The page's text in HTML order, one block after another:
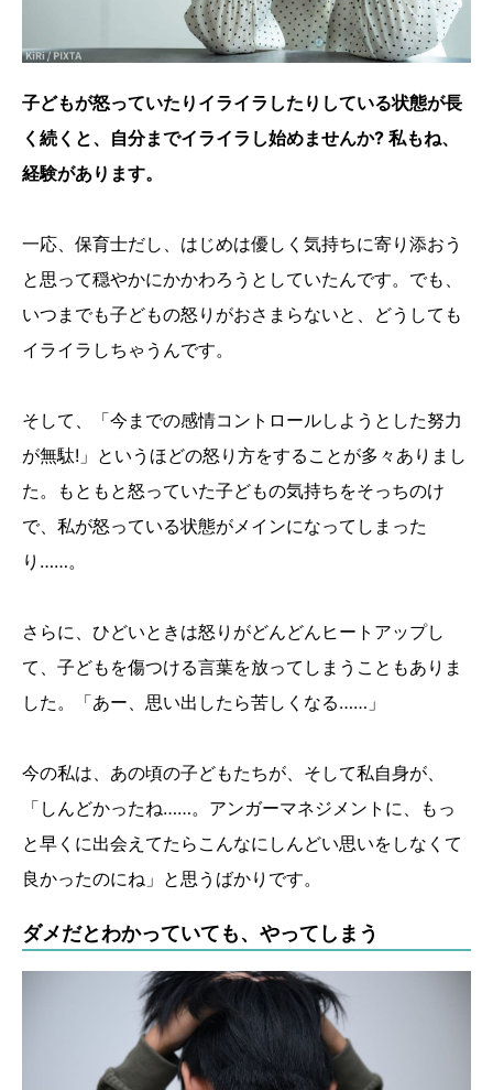
子どもが怒っていたりイライラしたりしている状態が長
く続くと、自分までイライラし始めませんか? 私もね、
経験があります。
一応、保育士だし、はじめは優しく気持ちに寄り添おう
と思って穏やかにかかわろうとしていたんです。でも、
いつまでも子どもの怒りがおさまらないと、どうしても
イライラしちゃうんです。
そして、「今までの感情コントロールしようとした努力
が無駄!」というほどの怒り方をすることが多々ありまし
た。もともと怒っていた子どもの気持ちをそっちのけ
で、私が怒っている状態がメインになってしまった
り……。
さらに、ひどいときは怒りがどんどんヒートアップし
て、子どもを傷つける言葉を放ってしまうこともありま
した。「あー、思い出したら苦しくなる……」
今の私は、あの頃の子どもたちが、そして私自身が、
「しんどかったね……。アンガーマネジメントに、もっ
と早くに出会えてたらこんなにしんどい思いをしなくて
良かったのにね」と思うばかりです。
ダメだとわかっていても、やってしまう